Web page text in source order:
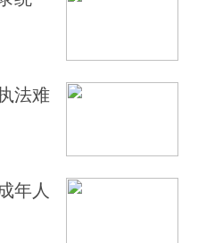
法难
年人